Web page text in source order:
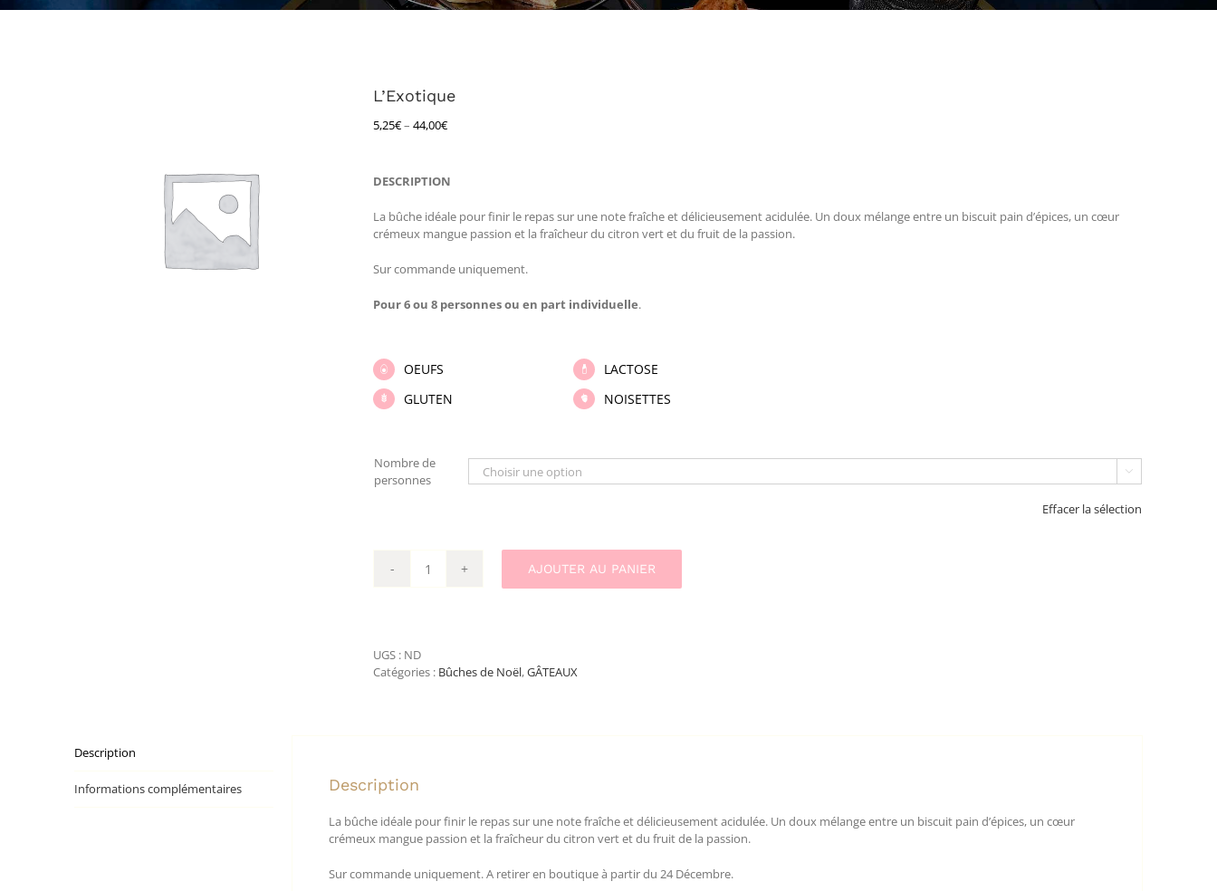
L’Exotique
5,25€– 44,00€
DESCRIPTION
La bûche idéale pour finir le repas sur une note fraîche et délicieusement acidulée. Un doux mélange entre un biscuit pain d’épices, un cœur
crémeux mangue passion et la fraîcheur du citron vert et du fruit de la passion.
Sur commande uniquement.
Pour 6 ou 8 personnes ou en part individuelle.
OEUFS
GLUTEN
LACTOSE
NOISETTES
Nombre de
personnes

Effacer la sélection
quantité
AJOUTER AU PANIER
UGS : ND
Catégories : Bûches de Noël,GÂTEAUX
Description
Informations complémentaires Description
La bûche idéale pour finir le repas sur une note fraîche et délicieusement acidulée. Un doux mélange entre un biscuit pain d’épices, un cœur
crémeux mangue passion et la fraîcheur du citron vert et du fruit de la passion.
Sur commande uniquement. A retirer en boutique à partir du 24 Décembre.